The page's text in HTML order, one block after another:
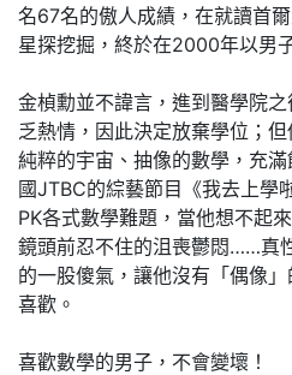
名67名的傲人成績，在就讀首
星探挖掘，終於在2000年以男
金楨勳並不諱言，進到醫學院
乏熱情，因此決定放棄學位；
純粹的宇宙、抽像的數學，充
國JTBC的綜藝節目《我去上學
PK各式數學難題，當他想不起
鏡頭前忍不住的沮喪鬱悶……真
的一股傻氣，讓他沒有「偶像
喜歡。
喜歡數學的男子，不會變壞！